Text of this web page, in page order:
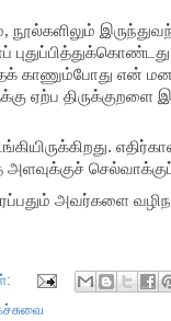
நூல்களிலும்
காணும்போது என்
ஏற்ப
.
அளவுக்குச்
அவர்களை